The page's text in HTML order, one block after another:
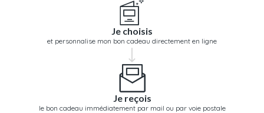
Je choisis
et personnalise mon bon cadeau directement en ligne
Je reçois
le bon cadeau immédiatement par mail ou par voie postale